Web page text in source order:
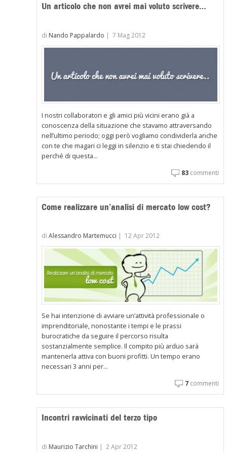
Un articolo che non avrei mai voluto scrivere…
di Nando Pappalardo |7 Mag 2012
I nostri collaboratori e gli amici più vicini erano già a
conoscenza della situazione che stavamo attraversando
nell’ultimo periodo; oggi però vogliamo condividerla anche
con te che magari ci leggi in silenzio e ti stai chiedendo il
perché di questa...
83commenti
Come realizzare un’analisi di mercato low cost?
diAlessandro Martemucci | 12 Apr 2012
Se hai intenzione di avviare un’attività professionale o
imprenditoriale, nonostante i tempi e le prassi
burocratiche da seguire il percorso risulta
sostanzialmente semplice. Il compito più arduo sarà
mantenerla attiva con buoni profitti. Un tempo erano
necessari 3 anni per...
7commenti
Incontri ravvicinati del terzo tipo
di Maurizio Tarchini |2 Apr 2012